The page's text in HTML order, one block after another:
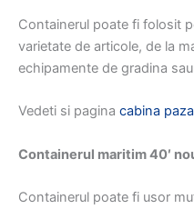
Containerul poate fi folosit
varietate de articole, de la
echipamente de gradina
Vedeti si pagina cabina
Containerul maritim 40′
Containerul poate fi usor